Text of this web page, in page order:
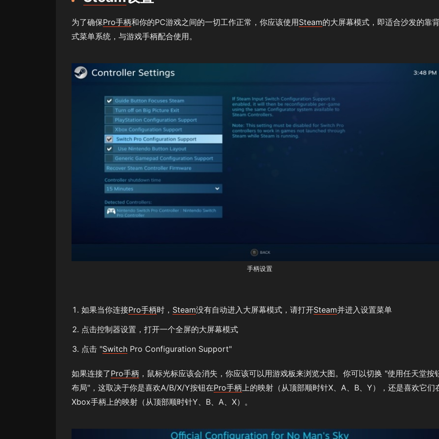
为了确保Pro手柄和你的PC游戏之间的一切工作正常，你应该使用Steam的大屏幕模式，即适合沙发的靠
式菜单系统，与游戏手柄配合使用。
手柄设置
如果当你连接Pro手柄时， Steam没有自动进入大屏幕模式，请打开Steam并进入设置菜单
点击控制器设置，打开一个全屏的大屏幕模式
点击 "Switch Pro Configuration Support"
如果连接了Pro手柄 ，鼠标光标应该会消失，你应该可以用游戏板来浏览大图。你可以切换 "使用任天堂按
布局"，这取决于你是喜欢A/B/X/Y按钮在Pro手柄 上的映射（从顶部顺时针X、A、B、Y），还是喜欢它们
Xbox手柄上的映射（从顶部顺时针Y、B、A、X）。